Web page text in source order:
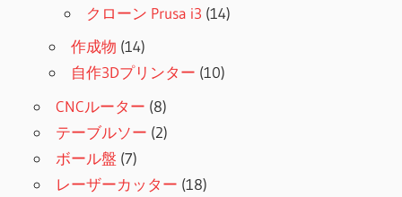
クローン Prusa i3 (14)
作成物 (14)
自作3Dプリンター (10)
CNCルーター (8)
テーブルソー (2)
ボール盤 (7)
レーザーカッター (18)